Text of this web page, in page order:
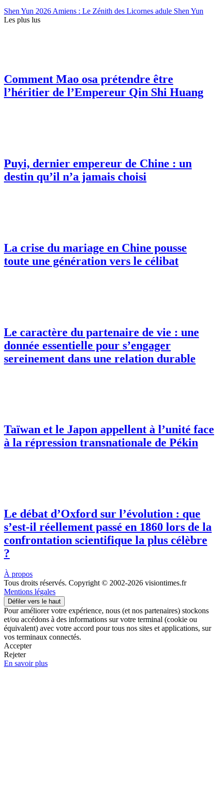
Shen Yun 2026 Amiens : Le Zénith des Licornes adule Shen Yun
Les plus lus
Comment Mao osa prétendre être
l’héritier de l’Empereur Qin Shi Huang
Puyi, dernier empereur de Chine : un
destin qu’il n’a jamais choisi
La crise du mariage en Chine pousse
toute une génération vers le célibat
Le caractère du partenaire de vie : une
donnée essentielle pour s’engager
sereinement dans une relation durable
Taïwan et le Japon appellent à l’unité face
à la répression transnationale de Pékin
Le débat d’Oxford sur l’évolution : que
s’est-il réellement passé en 1860 lors de la
confrontation scientifique la plus célèbre
?
À propos
Tous droits réservés. Copyright © 2002-2026 visiontimes.fr
Mentions légales
Défiler vers le haut
Pour améliorer votre expérience, nous (et nos partenaires) stockons
et/ou accédons à des informations sur votre terminal (cookie ou
équivalent) avec votre accord pour tous nos sites et applications, sur
vos terminaux connectés.
Accepter
Rejeter
En savoir plus